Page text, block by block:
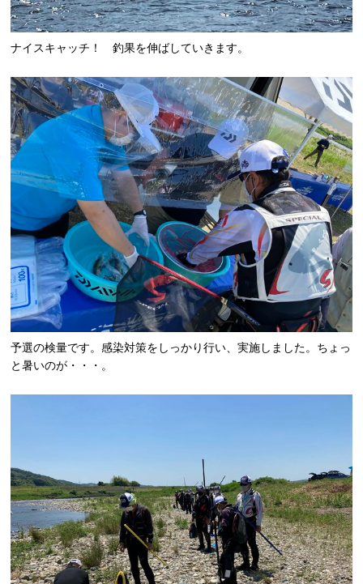
ナイスキャッチ！ 釣果を伸ばしていきます。
予選の検量です。感染対策をしっかり行い、実施しました。ちょっ
と暑いのが・・・。